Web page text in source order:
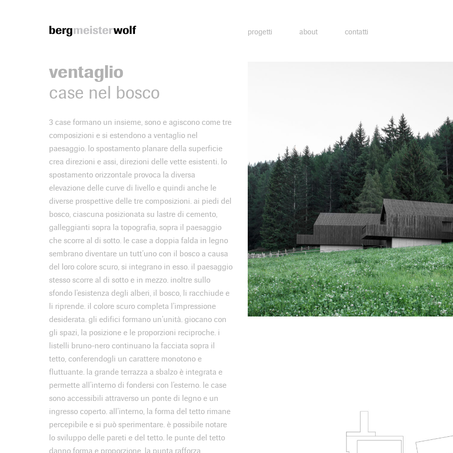
progetti about contatti
ventaglio
case nel bosco
3 case formano un insieme, sono e agiscono come tre
composizioni e si estendono a ventaglio nel
paesaggio. lo spostamento planare della superficie
crea direzioni e assi, direzioni delle vette esistenti. lo
spostamento orizzontale provoca la diversa
elevazione delle curve di livello e quindi anche le
diverse prospettive delle tre composizioni. ai piedi del
bosco, ciascuna posizionata su lastre di cemento,
galleggianti sopra la topografia, sopra il paesaggio
che scorre al di sotto. le case a doppia falda in legno
sembrano diventare un tutt’uno con il bosco a causa
del loro colore scuro, si integrano in esso. il paesaggio
stesso scorre al di sotto e in mezzo. inoltre sullo
sfondo l’esistenza degli alberi, il bosco, li racchiude e
li riprende. il colore scuro completa l’impressione
desiderata. gli edifici formano un’unità. giocano con
gli spazi, la posizione e le proporzioni reciproche. i
listelli bruno-nero continuano la facciata sopra il
tetto, conferendogli un carattere monotono e
fluttuante. la grande terrazza a sbalzo è integrata e
permette all’interno di fondersi con l’esterno. le case
sono accessibili attraverso un ponte di legno e un
ingresso coperto. all’interno, la forma del tetto rimane
percepibile e si può sperimentare. è possibile notare
lo sviluppo delle pareti e del tetto. le punte del tetto
danno forma e proporzione. la punta rafforza